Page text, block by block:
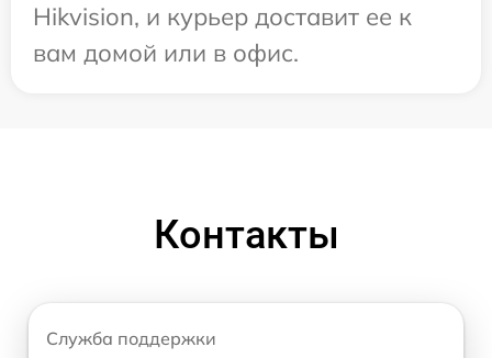
Hikvision, и курьер доставит ее к
вам домой или в офис.
Контакты
Служба поддержки